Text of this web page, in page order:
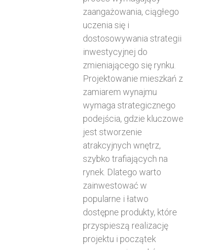
zaangażowania, ciągłego
uczenia się i
dostosowywania strategii
inwestycyjnej do
zmieniającego się rynku.
Projektowanie mieszkań z
zamiarem wynajmu
wymaga strategicznego
podejścia, gdzie kluczowe
jest stworzenie
atrakcyjnych wnętrz,
szybko trafiających na
rynek. Dlatego warto
zainwestować w
popularne i łatwo
dostępne produkty, które
przyspieszą realizację
projektu i początek